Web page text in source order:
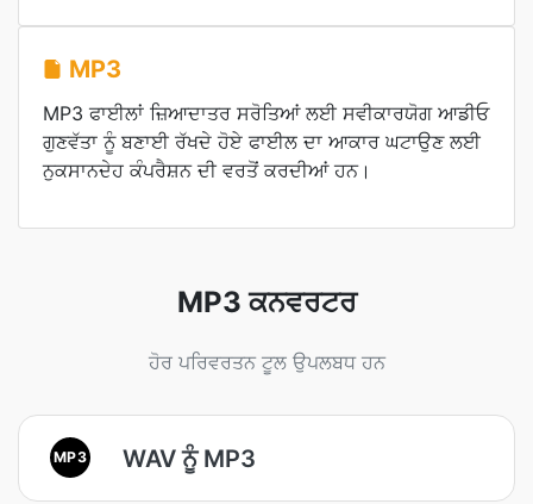
MP3
MP3 ਫਾਈਲਾਂ ਜ਼ਿਆਦਾਤਰ ਸਰੋਤਿਆਂ ਲਈ ਸਵੀਕਾਰਯੋਗ ਆਡੀਓ
ਗੁਣਵੱਤਾ ਨੂੰ ਬਣਾਈ ਰੱਖਦੇ ਹੋਏ ਫਾਈਲ ਦਾ ਆਕਾਰ ਘਟਾਉਣ ਲਈ
ਨੁਕਸਾਨਦੇਹ ਕੰਪਰੈਸ਼ਨ ਦੀ ਵਰਤੋਂ ਕਰਦੀਆਂ ਹਨ।
MP3 ਕਨਵਰਟਰ
ਹੋਰ ਪਰਿਵਰਤਨ ਟੂਲ ਉਪਲਬਧ ਹਨ
MP3 WAV ਨੂੰ MP3